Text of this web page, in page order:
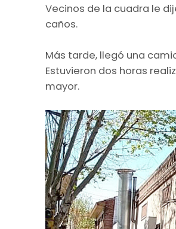
Vecinos de la cuadra le
caños.
Más tarde, llegó una
Estuvieron dos horas
mayor.